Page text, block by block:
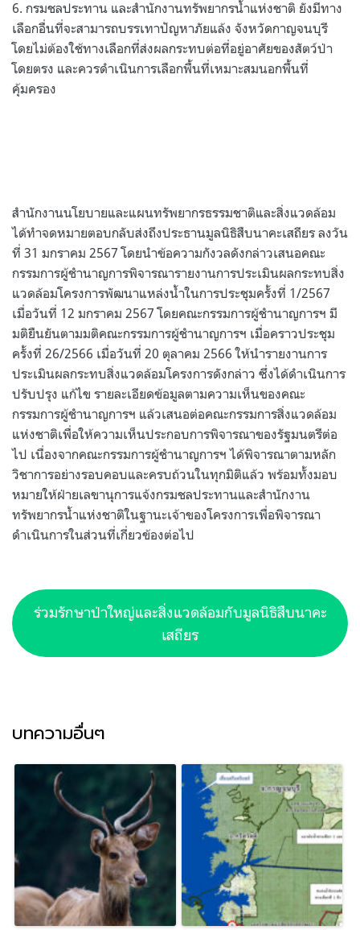
6. กรมชลประทาน และสำนักงานทรัพยากรน้ำแห่งชาติ ยังมีทาง
เลือกอื่นที่จะสามารถบรรเทาปัญหาภัยแล้ง จังหวัดกาญจนบุรี
โดยไม่ต้องใช้ทางเลือกที่ส่งผลกระทบต่อที่อยู่อาศัยของสัตว์ป่า
โดยตรง และควรดำเนินการเลือกพื้นที่เหมาะสมนอกพื้นที่
คุ้มครอง
สำนักงานนโยบายและแผนทรัพยากรธรรมชาติและสิ่งแวดล้อม
ได้ทำจดหมายตอบกลับส่งถึงประธานมูลนิธิสืบนาคะเสถียร ลงวัน
ที่ 31 มกราคม 2567 โดยนำข้อความกังวลดังกล่าวเสนอคณะ
กรรมการผู้ชำนาญการพิจารณารายงานการประเมินผลกระทบสิ่ง
แวดล้อมโครงการพัฒนาแหล่งน้ำในการประชุมครั้งที่ 1/2567
เมื่อวันที่ 12 มกราคม 2567 โดยคณะกรรมการผู้ชำนาญการฯ มี
มติยืนยันตามมติคณะกรรมการผู้ชำนาญการฯ เมื่อคราวประชุม
ครั้งที่ 26/2566 เมื่อวันที่ 20 ตุลาคม 2566 ให้นำรายงานการ
ประเมินผลกระทบสิ่งแวดล้อมโครงการดังกล่าว ซึ่งได้ดำเนินการ
ปรับปรุง แก้ไข รายละเอียดข้อมูลตามความเห็นของคณะ
กรรมการผู้ชำนาญการฯ แล้วเสนอต่อคณะกรรมการสิ่งแวดล้อม
แห่งชาติเพื่อให้ความเห็นประกอบการพิจารณาของรัฐมนตรีต่อ
ไป เนื่องจากคณะกรรมการผู้ชำนาญการฯ ได้พิจารณาตามหลัก
วิชาการอย่างรอบคอบและครบถ้วนในทุกมิติแล้ว พร้อมทั้งมอบ
หมายให้ฝ่ายเลขานุการแจ้งกรมชลประทานและสำนักงาน
ทรัพยากรน้ำแห่งชาติในฐานะเจ้าของโครงการเพื่อพิจารณา
ดำเนินการในส่วนที่เกี่ยวข้องต่อไป
ร่วมรักษาป่าใหญ่และสิ่งแวดล้อมกับมูลนิธิสืบนาคะ
เสถียร
บทความอื่นๆ